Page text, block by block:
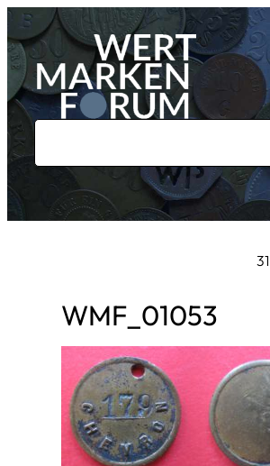
Zum
Inhalt
springen
u
h
WMF_01053